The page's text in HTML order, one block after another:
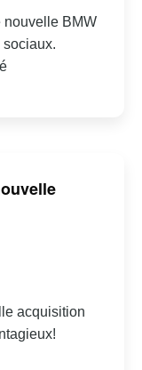
nouvelle BMW
sociaux.
acquisition